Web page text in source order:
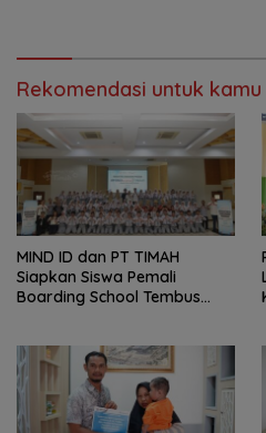
Rekomendasi untuk kamu
MIND ID dan PT TIMAH
Siapkan Siswa Pemali
Boarding School Tembus